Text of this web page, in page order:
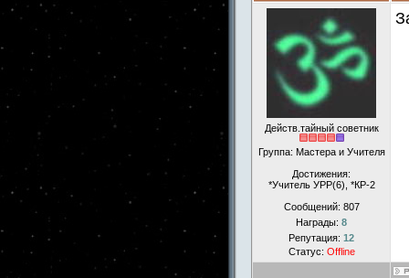
Действ.тайный советник
Группа: Мастера и Учителя
Достижения:
*Учитель УРР(6), *КР-2
Сообщений: 807
Награды: 8
Репутация: 12
Статус: Offline